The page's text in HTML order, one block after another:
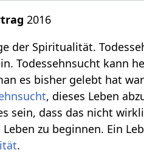
2016
der Spiritualität.
Todessehnsucht kann
es bisher gelebt hat
, dieses Leben
sein, dass das nicht
zu beginnen. Ein
.